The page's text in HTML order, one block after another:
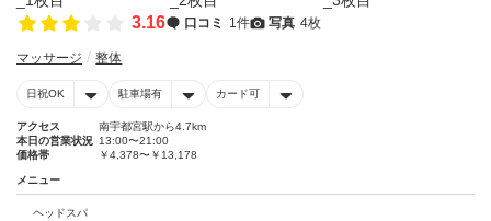
3.16 口コミ 1件 写真 4枚
マッサージ 整体
日祝OK 駐車場有 カード可
アクセス
南宇都宮駅から4.7km
本日の営業状況 13:00〜21:00
価格帯
￥4,378〜￥13,178
メニュー
ヘッドスパ